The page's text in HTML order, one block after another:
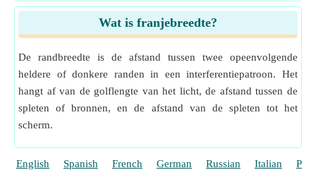
Wat is franjebreedte?
De randbreedte is de afstand tussen twee opeenvolgende
heldere of donkere randen in een interferentiepatroon. Het
hangt af van de golflengte van het licht, de afstand tussen de
spleten of bronnen, en de afstand van de spleten tot het
scherm.
English Spanish French German Russian Italian